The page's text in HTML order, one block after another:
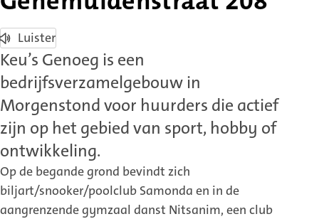
Luister
Keu’s Genoeg is een
bedrijfsverzamelgebouw in
Morgenstond voor huurders die actief
zijn op het gebied van sport, hobby of
ontwikkeling.
Op de begande grond bevindt zich
biljart/snooker/poolclub Samonda en in de
aangrenzende gymzaal danst Nitsanim, een club